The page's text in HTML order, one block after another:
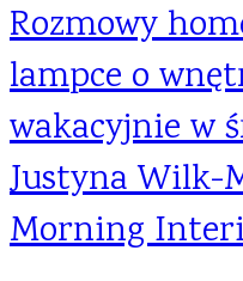
Rozmowy
lampce o
wakacyjnie w
Justyna Wilk-
Morning